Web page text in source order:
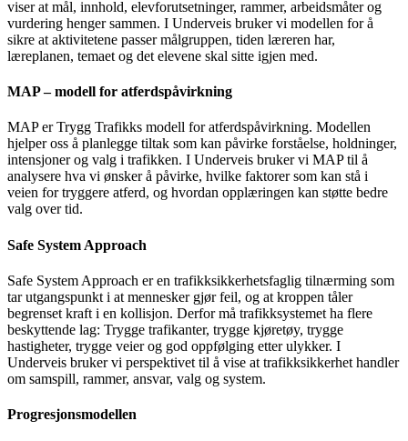
viser at mål, innhold, elevforutsetninger, rammer, arbeidsmåter og
vurdering henger sammen. I Underveis bruker vi modellen for å
sikre at aktivitetene passer målgruppen, tiden læreren har,
læreplanen, temaet og det elevene skal sitte igjen med.
MAP – modell for atferdspåvirkning
MAP er Trygg Trafikks modell for atferdspåvirkning. Modellen
hjelper oss å planlegge tiltak som kan påvirke forståelse, holdninger,
intensjoner og valg i trafikken. I Underveis bruker vi MAP til å
analysere hva vi ønsker å påvirke, hvilke faktorer som kan stå i
veien for tryggere atferd, og hvordan opplæringen kan støtte bedre
valg over tid.
Safe System Approach
Safe System Approach er en trafikksikkerhetsfaglig tilnærming som
tar utgangspunkt i at mennesker gjør feil, og at kroppen tåler
begrenset kraft i en kollisjon. Derfor må trafikksystemet ha flere
beskyttende lag: Trygge trafikanter, trygge kjøretøy, trygge
hastigheter, trygge veier og god oppfølging etter ulykker. I
Underveis bruker vi perspektivet til å vise at trafikksikkerhet handler
om samspill, rammer, ansvar, valg og system.
Progresjonsmodellen